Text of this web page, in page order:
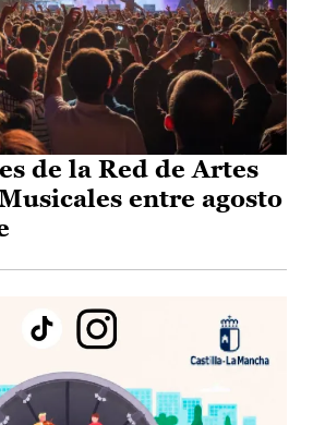
de la Red de Artes
entre agosto